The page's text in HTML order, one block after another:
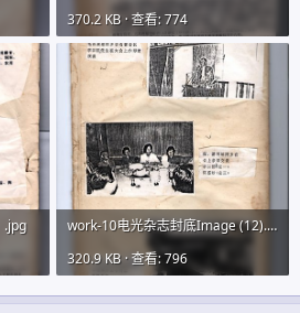
370.2 KB · 查看: 774
.jpg
work-10电光杂志封底Image (12).jpg
320.9 KB · 查看: 796